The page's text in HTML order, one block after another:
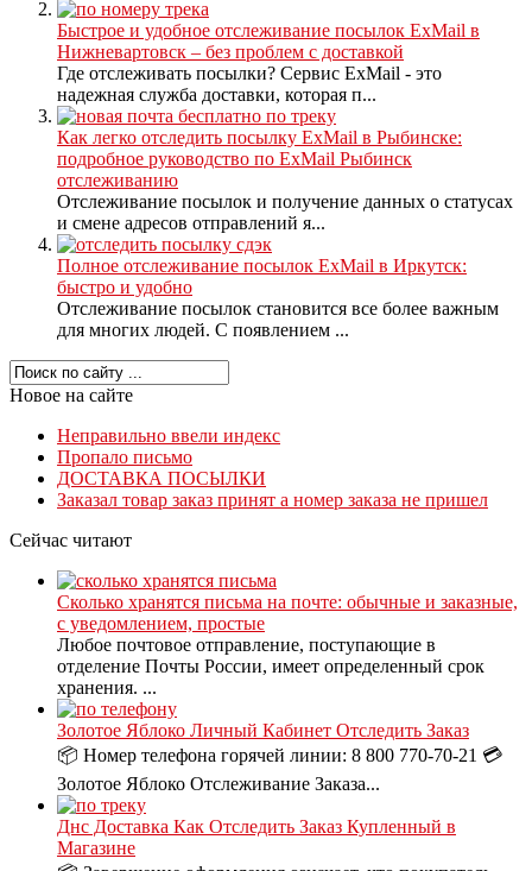
Быстрое и удобное отслеживание посылок ExMail в
Нижневартовск – без проблем с доставкой
Где отслеживать посылки? Сервис ExMail - это
надежная служба доставки, которая п...
Как легко отследить посылку ExMail в Рыбинске:
подробное руководство по ExMail Рыбинск
отслеживанию
Отслеживание посылок и получение данных о статусах
и смене адресов отправлений я...
Полное отслеживание посылок ExMail в Иркутск:
быстро и удобно
Отслеживание посылок становится все более важным
для многих людей. С появлением ...
Новое на сайте
Неправильно ввели индекс
Пропало письмо
ДОСТАВКА ПОСЫЛКИ
Заказал товар заказ принят а номер заказа не пришел
Сейчас читают
Сколько хранятся письма на почте: обычные и заказные,
с уведомлением, простые
Любое почтовое отправление, поступающие в
отделение Почты России, имеет определенный срок
хранения. ...
Золотое Яблоко Личный Кабинет Отследить Заказ
📦 Номер телефона горячей линии: 8 800 770-70-21 💳
Золотое Яблоко Отслеживание Заказа...
Днс Доставка Как Отследить Заказ Купленный в
Магазине